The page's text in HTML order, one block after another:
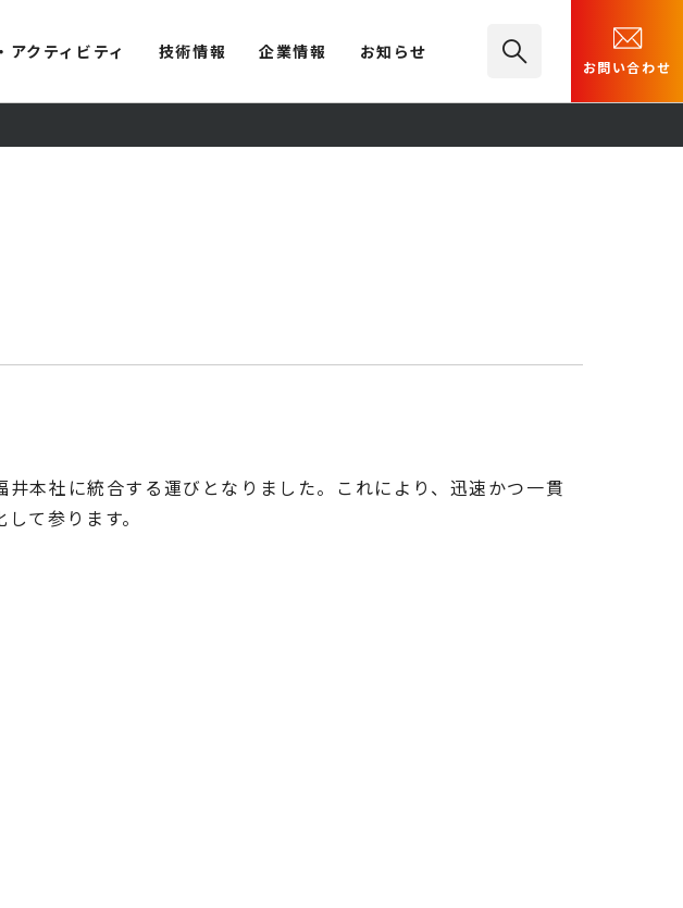
アクティビティ 技術情報 企業情報 お知らせ
お問い合わせ
本社に統合する運びとなりました。これにより、迅速かつ一貫
て参ります。